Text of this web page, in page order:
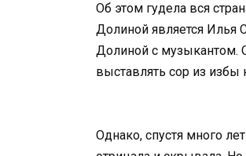
Об этом гудела вся
Долиной является Илья
Долиной с музыкантом.
выставлять сор из избы
Однако, спустя много